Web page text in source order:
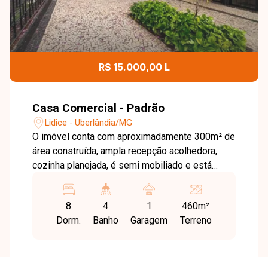
R$ 15.000,00 L
Casa Comercial - Padrão
Lidice - Uberlândia/MG
O imóvel conta com aproximadamente 300m² de
área construída, ampla recepção acolhedora,
cozinha planejada, é semi mobiliado e está
ideais para escritórios ou consultórios, depósito
funcional e 4 banheiros, proporcionando uma
estrutura completa para diferentes segmentos
8
Dorm.
4
Banho
1
Garagem
460m²
Terreno